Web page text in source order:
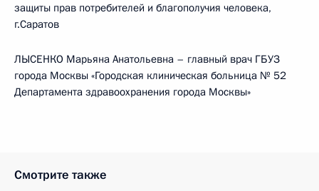
защиты прав потребителей и благополучия человека,
г.Саратов
ЛЫСЕНКО Марьяна Анатольевна – главный врач ГБУЗ
города Москвы «Городская клиническая больница № 52
Департамента здравоохранения города Москвы»
Смотрите также